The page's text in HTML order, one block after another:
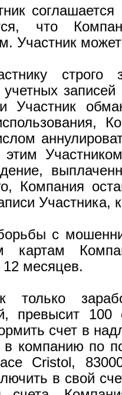
что
Участник может
строго
учетных
Участник
этим
Компания
Участника,
с
картам
12 месяцев.
превысит 100
счет в
в компанию по
Cristol,
в свой